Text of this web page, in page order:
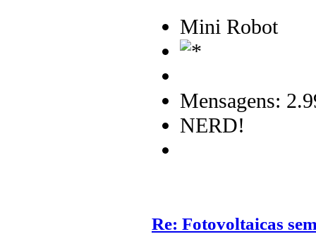
Mini Robot
Mensagens:
NERD!
Re: Fotovoltaicas